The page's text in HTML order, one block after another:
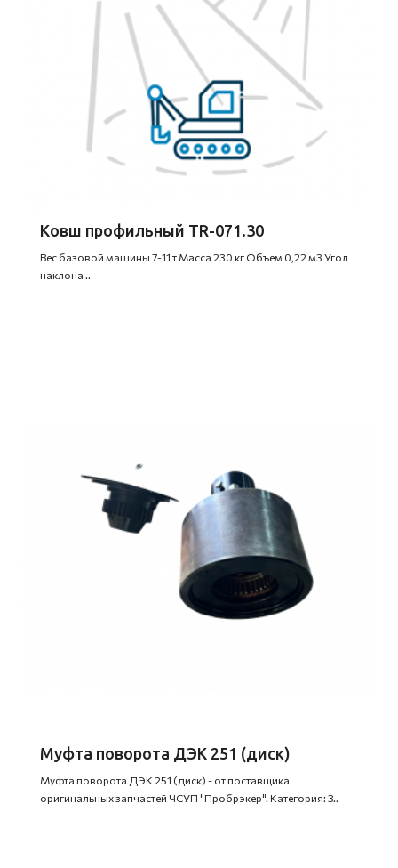
Ковш профильный TR-071.30
Вес базовой машины 7-11 т Масса 230 кг Объем 0,22 м3 Угол
наклона ..
Муфта поворота ДЭК 251 (диск)
Муфта поворота ДЭК 251 (диск) - от поставщика
оригинальных запчастей ЧСУП "Пробрэкер". Категория: З..